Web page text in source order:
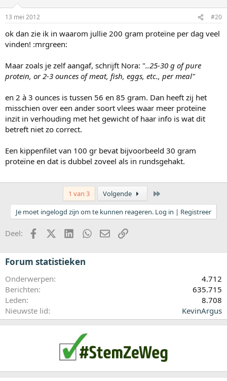
13 mei 2012 #20
ok dan zie ik in waarom jullie 200 gram proteïne per dag veel
vinden! :mrgreen:
Maar zoals je zelf aangaf, schrijft Nora: "..25-30 g of pure
protein, or 2-3 ounces of meat, fish, eggs, etc., per meal"
en 2 à 3 ounces is tussen 56 en 85 gram. Dan heeft zij het
misschien over een ander soort vlees waar meer proteïne
inzit in verhouding met het gewicht of haar info is wat dit
betreft niet zo correct.
Een kippenfilet van 100 gr bevat bijvoorbeeld 30 gram
proteïne en dat is dubbel zoveel als in rundsgehakt.
1 van 3 Volgende
Je moet ingelogd zijn om te kunnen reageren. Log in | Registreer
Deel: FacebookX (Twitter)LinkedInWhatsApp
E-mailkoppeling
Forum statistieken
Onderwerpen
4.712
Berichten
635.715
Leden
8.708
Nieuwste lid
KevinArgus